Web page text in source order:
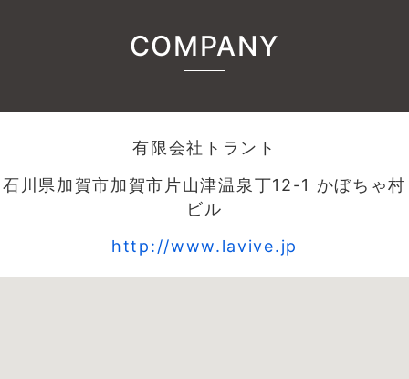
COMPANY
有限会社トラント
石川県加賀市加賀市片山津温泉丁12-1 かぼちゃ村
ビル
http://www.lavive.jp